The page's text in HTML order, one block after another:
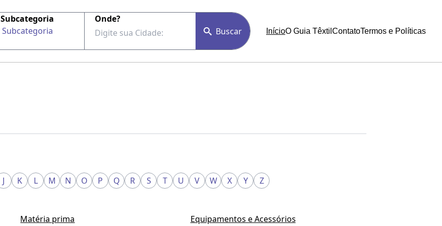
Subcategoria
Subcategoria
Onde?
Buscar
InícioO Guia Têxtil ContatoTermos e Políticas
J K L M N O P Q R S T U V W X Y Z
Matéria prima
Equipamentos e Acessórios